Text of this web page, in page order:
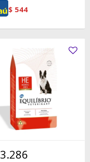
$ 544
3.286